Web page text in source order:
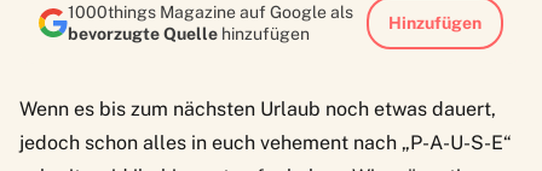
1000things Magazine auf Google als
bevorzugte Quelle hinzufügen
Hinzufügen
Wenn es bis zum nächsten Urlaub noch etwas dauert,
jedoch schon alles in euch vehement nach „P-A-U-S-E“